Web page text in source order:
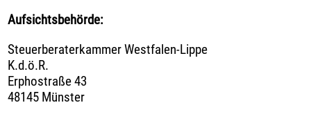
Datenschutz
Cookierichtlinie
Aufsichtsbehörde:
Steuerberaterkammer Westfalen-Lippe
K.d.ö.R.
Erphostraße 43
48145 Münster